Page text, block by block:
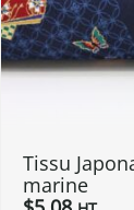
Tissu
marine